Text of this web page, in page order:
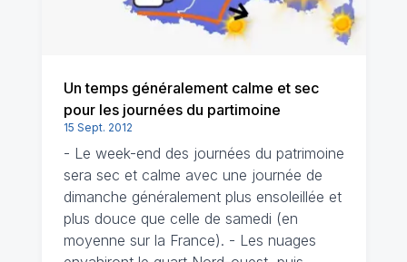
Un temps généralement calme et sec
pour les journées du partimoine
15 Sept. 2012
- Le week-end des journées du patrimoine
sera sec et calme avec une journée de
dimanche généralement plus ensoleillée et
plus douce que celle de samedi (en
moyenne sur la France). - Les nuages